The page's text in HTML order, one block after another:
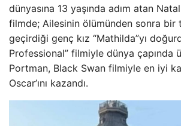
dünyasına 13 yaşında adım atan
filmde; Ailesinin ölümünden sonra bir
geçirdiği genç kız “Mathilda”yı
Professional” filmiyle dünya çapında
Portman, Black Swan filmiyle en iyi
Oscar’ını kazandı.